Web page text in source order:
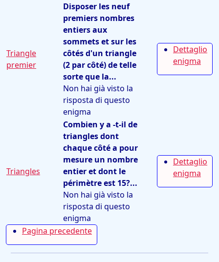
Triangle
premier
Disposer les neuf
premiers nombres
entiers aux
sommets et sur les
côtés d'un triangle
(2 par côté) de telle
sorte que la...
Non hai già visto la
risposta di questo
enigma
Dettaglio
enigma
Triangles
Combien y a -t-il de
triangles dont
chaque côté a pour
mesure un nombre
entier et dont le
périmètre est 15?...
Non hai già visto la
risposta di questo
enigma
Dettaglio
enigma
Pagina precedente